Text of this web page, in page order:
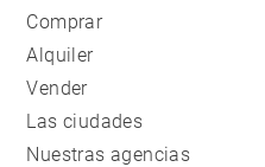
Comprar
Alquiler
Vender
Las ciudades
Nuestras agencias